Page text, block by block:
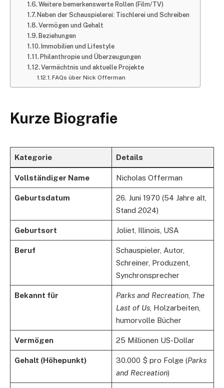
Weitere bemerkenswerte Rollen (Film/TV)
Neben der Schauspielerei: Tischlerei und Schreiben
Vermögen und Gehalt
Beziehungen
Immobilien und Lifestyle
Philanthropie und Überzeugungen
Vermächtnis und aktuelle Projekte
FAQs über Nick Offerman
Kurze Biografie
Kategorie Details
Vollständiger Name Nicholas Offerman
Geburtsdatum
26. Juni 1970 (54 Jahre alt,
Stand 2024)
Geburtsort Joliet, Illinois, USA
Beruf
Schauspieler, Autor,
Schreiner, Produzent,
Synchronsprecher
Bekannt für Parks and Recreation, The
Last of Us, Holzarbeiten,
humorvolle Bücher
Vermögen 25 Millionen US-Dollar
Gehalt (Höhepunkt) 30.000 $ pro Folge (Parks
and Recreation)